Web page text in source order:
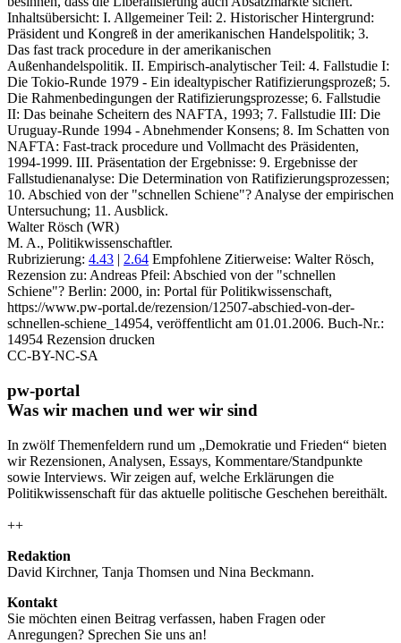
Inhaltsübersicht: I. Allgemeiner Teil: 2. Historischer Hintergrund:
Präsident und Kongreß in der amerikanischen Handelspolitik; 3.
Das fast track procedure in der amerikanischen
Außenhandelspolitik. II. Empirisch-analytischer Teil: 4. Fallstudie I:
Die Tokio-Runde 1979 - Ein idealtypischer Ratifizierungsprozeß; 5.
Die Rahmenbedingungen der Ratifizierungsprozesse; 6. Fallstudie
II: Das beinahe Scheitern des NAFTA, 1993; 7. Fallstudie III: Die
Uruguay-Runde 1994 - Abnehmender Konsens; 8. Im Schatten von
NAFTA: Fast-track procedure und Vollmacht des Präsidenten,
1994-1999. III. Präsentation der Ergebnisse: 9. Ergebnisse der
Fallstudienanalyse: Die Determination von Ratifizierungsprozessen;
10. Abschied von der "schnellen Schiene"? Analyse der empirischen
Untersuchung; 11. Ausblick.
Walter Rösch (WR)
M. A., Politikwissenschaftler.
Rubrizierung: 4.43 | 2.64 Empfohlene Zitierweise: Walter Rösch,
Rezension zu: Andreas Pfeil: Abschied von der "schnellen
Schiene"? Berlin: 2000, in: Portal für Politikwissenschaft,
https://www.pw-portal.de/rezension/12507-abschied-von-der-
schnellen-schiene_14954, veröffentlicht am 01.01.2006. Buch-Nr.:
14954 Rezension drucken
CC-BY-NC-SA
pw-portal
Was wir machen und wer wir sind
In zwölf Themenfeldern rund um „Demokratie und Frieden“ bieten
wir Rezensionen, Analysen, Essays, Kommentare/Standpunkte
sowie Interviews. Wir zeigen auf, welche Erklärungen die
Politikwissenschaft für das aktuelle politische Geschehen bereithält.
++
Redaktion
David Kirchner, Tanja Thomsen und Nina Beckmann.
Kontakt
Sie möchten einen Beitrag verfassen, haben Fragen oder
Anregungen? Sprechen Sie uns an!